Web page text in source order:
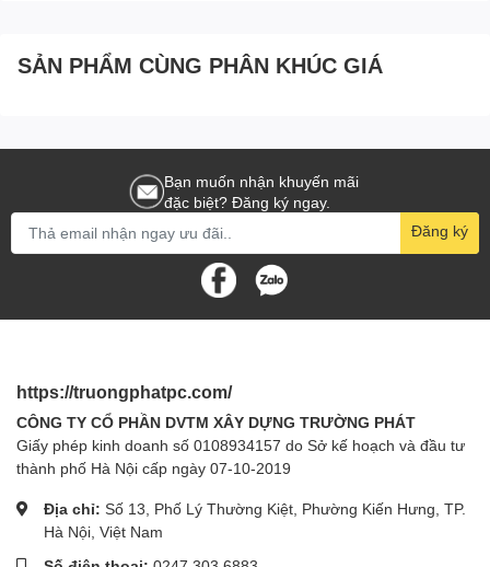
SẢN PHẨM CÙNG PHÂN KHÚC GIÁ
Bạn muốn nhận khuyến mãi
đặc biệt? Đăng ký ngay.
Đăng ký
https://truongphatpc.com/
CÔNG TY CỔ PHẦN DVTM XÂY DỰNG TRƯỜNG PHÁT
Giấy phép kinh doanh số 0108934157 do Sở kế hoạch và đầu tư
thành phố Hà Nội cấp ngày 07-10-2019
Địa chỉ: Số 13, Phố Lý Thường Kiệt, Phường Kiến Hưng, TP.
Hà Nội, Việt Nam